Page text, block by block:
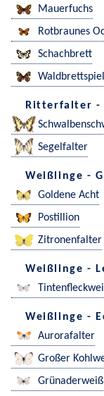
Mauerfuchs
Rotbraunes
Schachbrett
Waldbrettspiel
Ritterfalter -
Segelfalter
Weißlinge -
Goldene Acht
Postillion
Zitronenfalter
Weißlinge -
Weißlinge -
Aurorafalter
Großer